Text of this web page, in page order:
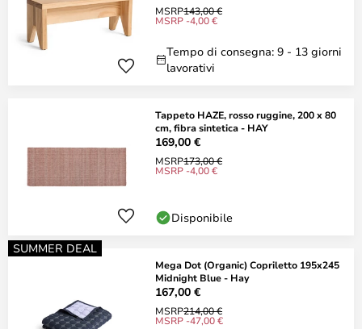
MSRP143,00 €
MSRP -4,00 €
Tempo di consegna: 9 - 13 giorni
lavorativi
Tappeto HAZE, rosso ruggine, 200 x 80
cm, fibra sintetica - HAY
169,00 €
MSRP173,00 €
MSRP -4,00 €
Disponibile
SUMMER DEAL
Mega Dot (Organic) Copriletto 195x245
Midnight Blue - Hay
167,00 €
MSRP214,00 €
MSRP -47,00 €